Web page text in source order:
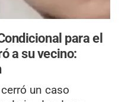
para el
a su vecino:
un caso